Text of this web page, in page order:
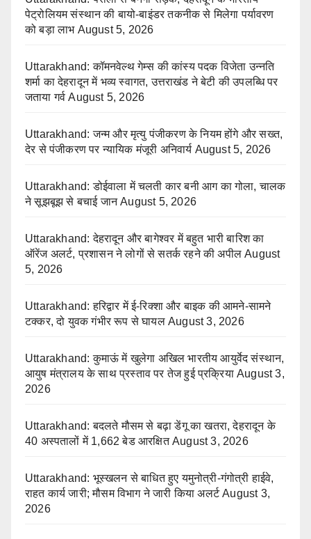
पेट्रोलियम संस्थान की बायो-बाइंडर तकनीक से मिलेगा पर्यावरण
को बड़ा लाभ August 5, 2026
Uttarakhand: कॉमनवेल्थ गेम्स की कांस्य पदक विजेता उन्नति
शर्मा का देहरादून में भव्य स्वागत, उत्तराखंड ने बेटी की उपलब्धि पर
जताया गर्व August 5, 2026
Uttarakhand: जन्म और मृत्यु पंजीकरण के नियम होंगे और सख्त,
देर से पंजीकरण पर न्यायिक मंजूरी अनिवार्य August 5, 2026
Uttarakhand: डोईवाला में चलती कार बनी आग का गोला, चालक
ने सूझबूझ से बचाई जान August 5, 2026
Uttarakhand: देहरादून और बागेश्वर में बहुत भारी बारिश का
ऑरेंज अलर्ट, प्रशासन ने लोगों से सतर्क रहने की अपील August
5, 2026
Uttarakhand: हरिद्वार में ई-रिक्शा और बाइक की आमने-सामने
टक्कर, दो युवक गंभीर रूप से घायल August 3, 2026
Uttarakhand: कुमाऊं में खुलेगा अखिल भारतीय आयुर्वेद संस्थान,
आयुष मंत्रालय के साथ प्रस्ताव पर तेज हुई प्रक्रिया August 3,
2026
Uttarakhand: बदलते मौसम से बढ़ा डेंगू का खतरा, देहरादून के
40 अस्पतालों में 1,662 बेड आरक्षित August 3, 2026
Uttarakhand: भूस्खलन से बाधित हुए यमुनोत्री-गंगोत्री हाईवे,
राहत कार्य जारी; मौसम विभाग ने जारी किया अलर्ट August 3,
2026